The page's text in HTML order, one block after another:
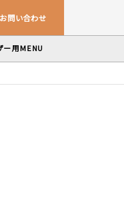
お問い合わせ
ブル
用品
ゴリーから
ー用MENU